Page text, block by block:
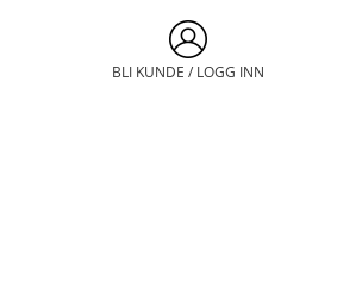
BLI KUNDE / LOGG INN